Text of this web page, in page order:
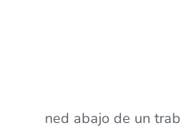
ned abajo de un